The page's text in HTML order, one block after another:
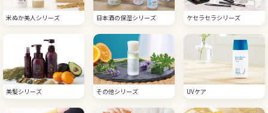
米ぬか美人シリーズ 日本酒の保湿シリーズ ケセラセラシリーズ
美髪シリーズ その他シリーズ UVケア